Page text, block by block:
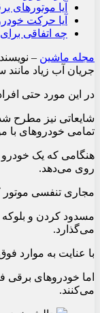
آیا موتورهای
آیا حرکت
چه اتفاقی
مجله ماشین
جریان آب زیاد
در این مورد حتی
شایعاتی نیز مطرح
تمامی خودروهای با
هنگامی که یک خودرو
روی می‏‌دهد.
مجاری تنفسی موتور
مسدود کردن و بلوکه
می‏‌گذارد.
با عنایت به موارد
اما خودروهای برقی
می‏‌کنند.